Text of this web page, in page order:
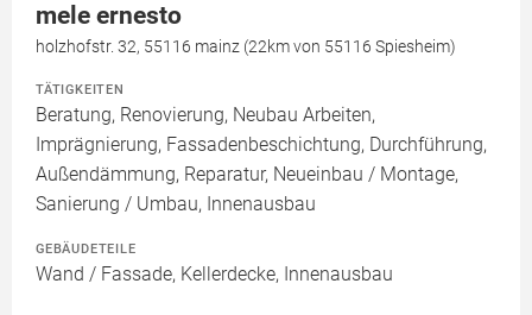
mele ernesto
holzhofstr. 32, 55116 mainz (22km von 55116 Spiesheim)
TÄTIGKEITEN
Beratung, Renovierung, Neubau Arbeiten,
Imprägnierung, Fassadenbeschichtung, Durchführung,
Außendämmung, Reparatur, Neueinbau / Montage,
Sanierung / Umbau, Innenausbau
GEBÄUDETEILE
Wand / Fassade, Kellerdecke, Innenausbau